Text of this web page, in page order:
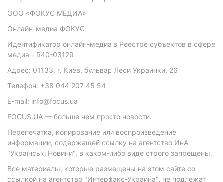
ООО «ФОКУС МЕДИА»
Онлайн-медиа ФОКУС
Идентификатор онлайн-медиа в Реестре субъектов в сфере
медиа - R40-03129
Адрес: 01133, г. Киев, бульвар Леси Украинки, 26
Телефон: +38 044 207 45 54
E-mail: info@focus.ua
FOCUS.UA — больше чем просто новости.
Перепечатка, копирование или воспроизведение
информации, содержащей ссылку на агентство ИнА
"Українські Новини", в каком-либо виде строго запрещены.
Все материалы, которые размещены на этом сайте со
ссылкой на агентство "Интерфакс-Украина", не подлежат